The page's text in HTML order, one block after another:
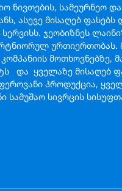
ნივთების, სამეურნეო და
ასევე მისაღებ ფასებს
ჯეობიზნეს
ურთიერთობას.
მოთხოვნებზე,
და ყველაზე მისაღებ
პროდუქცია,
სამუშაო სივრცის